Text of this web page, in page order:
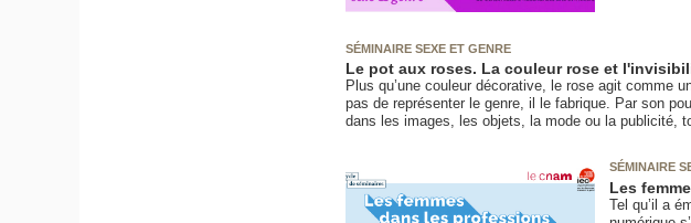
SÉMINAIRE SEXE ET GENRE
Le pot aux roses. La couleur rose et
Plus qu’une couleur décorative, le rose agit comme
pas de représenter le genre, il le fabrique. Par son
dans les images, les objets, la mode ou la publicité,
SÉMINAIRE
Les
Tel qu’il a